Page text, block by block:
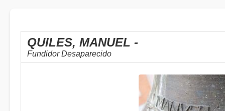
QUILES, MANUEL -
Fundidor Desaparecido